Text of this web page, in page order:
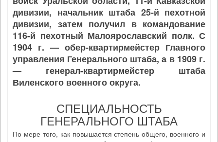
дивизии, начальник штаба 25-й пехотной
дивизии, затем получил в командование
116-й пехотный Малоярославский полк. С
1904 г. — обер-квартирмейстер Главного
управления Генерального штаба, а в 1909 г.
— генерал-квартирмейстер штаба
Виленского военного округа.
СПЕЦИАЛЬНОСТЬ
ГЕНЕРАЛЬНОГО ШТАБА
По мере того, как повышается степень общего, военного и